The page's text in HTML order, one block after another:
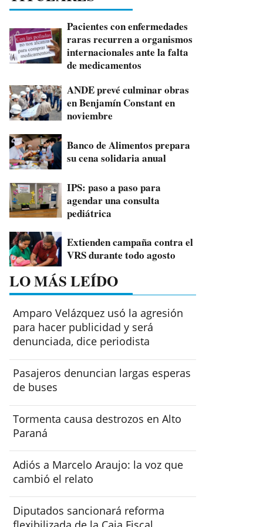
Pacientes con enfermedades
raras recurren a organismos
internacionales ante la falta
de medicamentos
ANDE prevé culminar obras
en Benjamín Constant en
noviembre
Banco de Alimentos prepara
su cena solidaria anual
IPS: paso a paso para
agendar una consulta
pediátrica
Extienden campaña contra el
VRS durante todo agosto
LO MÁS LEÍDO
Amparo Velázquez usó la agresión
para hacer publicidad y será
denunciada, dice periodista
Pasajeros denuncian largas esperas
de buses
Tormenta causa destrozos en Alto
Paraná
Adiós a Marcelo Araujo: la voz que
cambió el relato
Diputados sancionará reforma